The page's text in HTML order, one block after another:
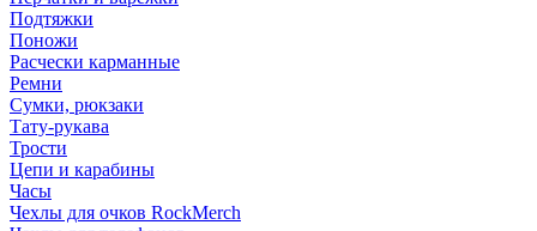
Подтяжки
Поножи
Расчески карманные
Ремни
Сумки, рюкзаки
Тату-рукава
Трости
Цепи и карабины
Часы
Чехлы для очков RockMerch